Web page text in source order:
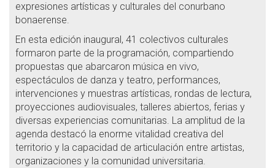
expresiones artísticas y culturales del conurbano
bonaerense.
En esta edición inaugural, 41 colectivos culturales
formaron parte de la programación, compartiendo
propuestas que abarcaron música en vivo,
espectáculos de danza y teatro, performances,
intervenciones y muestras artísticas, rondas de lectura,
proyecciones audiovisuales, talleres abiertos, ferias y
diversas experiencias comunitarias. La amplitud de la
agenda destacó la enorme vitalidad creativa del
territorio y la capacidad de articulación entre artistas,
organizaciones y la comunidad universitaria.